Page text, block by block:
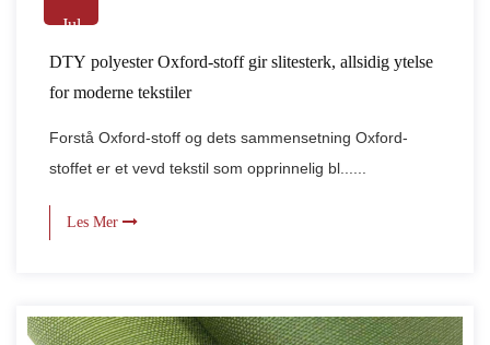
Jul
DTY polyester Oxford-stoff gir slitesterk, allsidig ytelse
for moderne tekstiler
Forstå Oxford-stoff og dets sammensetning Oxford-
stoffet er et vevd tekstil som opprinnelig bl......
Les Mer